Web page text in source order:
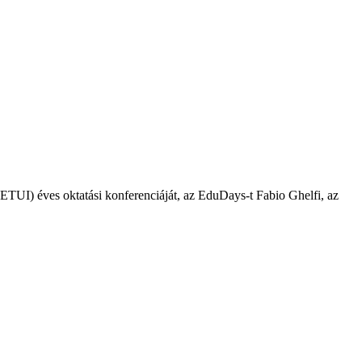
éves oktatási konferenciáját, az EduDays-t Fabio Ghelfi, az